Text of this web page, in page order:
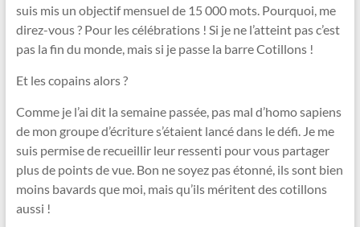
suis mis un objectif mensuel de 15 000 mots. Pourquoi, me
direz-vous ? Pour les célébrations ! Si je ne l’atteint pas c’est
pas la fin du monde, mais si je passe la barre Cotillons !
Et les copains alors ?
Comme je l’ai dit la semaine passée, pas mal d’homo sapiens
de mon groupe d’écriture s’étaient lancé dans le défi. Je me
suis permise de recueillir leur ressenti pour vous partager
plus de points de vue. Bon ne soyez pas étonné, ils sont bien
moins bavards que moi, mais qu’ils méritent des cotillons
aussi !